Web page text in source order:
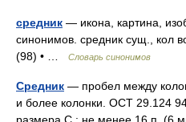
средник — икона, картина,
синонимов. средник сущ., кол
(98) • …
Словарь синонимов
Средник — пробел между
и более колонки. ОСТ 29.124